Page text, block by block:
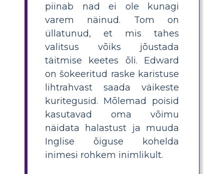
piinab nad ei ole kunagi
varem näinud. Tom on
üllatunud, et mis tahes
valitsus võiks jõustada
täitmise keetes õli. Edward
on šokeeritud raske karistuse
lihtrahvast saada väikeste
kuritegusid. Mõlemad poisid
kasutavad oma võimu
näidata halastust ja muuda
Inglise õiguse kohelda
inimesi rohkem inimlikult.